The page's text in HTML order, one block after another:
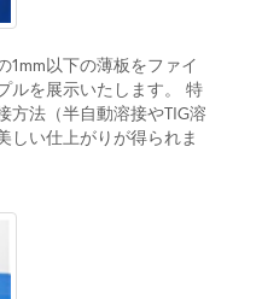
1mm以下の薄板をファイ
ルを展示いたします。 特
方法（半自動溶接やTIG溶
しい仕上がりが得られま